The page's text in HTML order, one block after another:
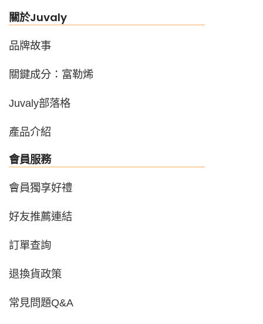
關於Juvaly
品牌故事
關鍵成分：富勒烯
Juvaly部落格
產品介紹
會員服務
會員獨享好禮
好友推薦連結
訂單查詢
退換貨政策
常見問題Q&A